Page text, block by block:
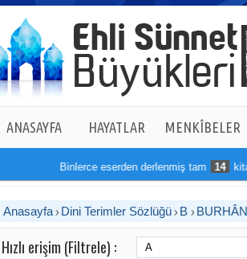
ANASAYFA HAYATLAR MENKÎBELER
Binlerce eserden derlenmiş tam 14
Anasayfa Dini Terimler Sözlüğü B
Hızlı erişim (Filtrele) :